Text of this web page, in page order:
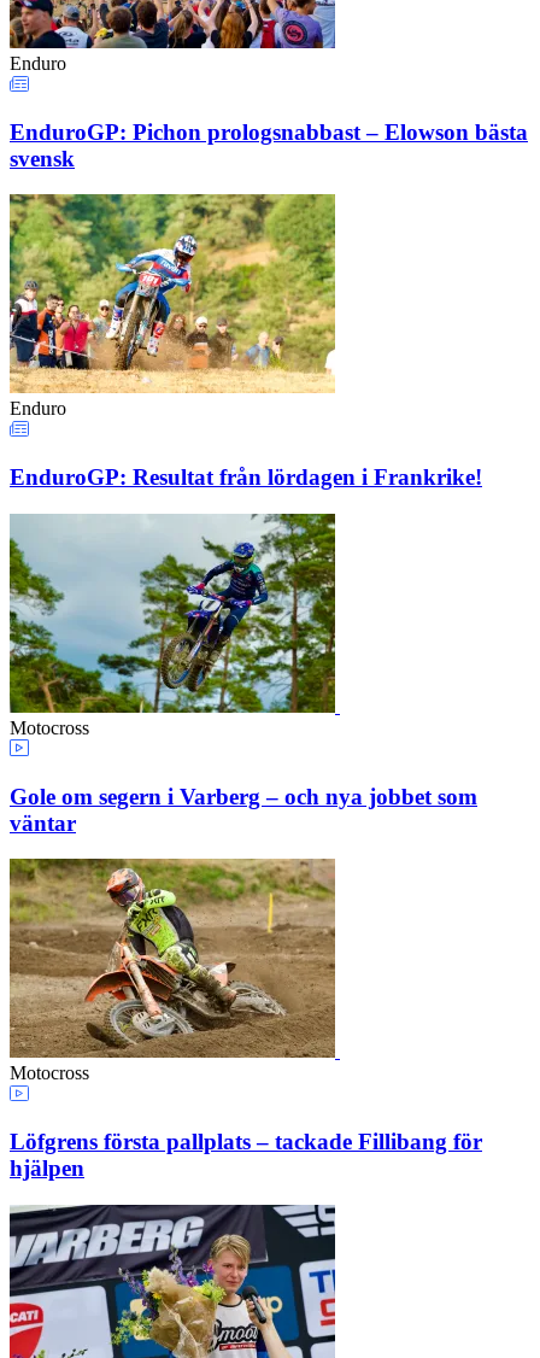
Enduro
EnduroGP: Pichon prologsnabbast – Elowson bästa
svensk
Enduro
EnduroGP: Resultat från lördagen i Frankrike!
Motocross
Gole om segern i Varberg – och nya jobbet som
väntar
Motocross
Löfgrens första pallplats – tackade Fillibang för
hjälpen